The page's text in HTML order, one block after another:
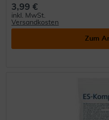
3,99 €
inkl. MwSt.
Versandkosten
Zum